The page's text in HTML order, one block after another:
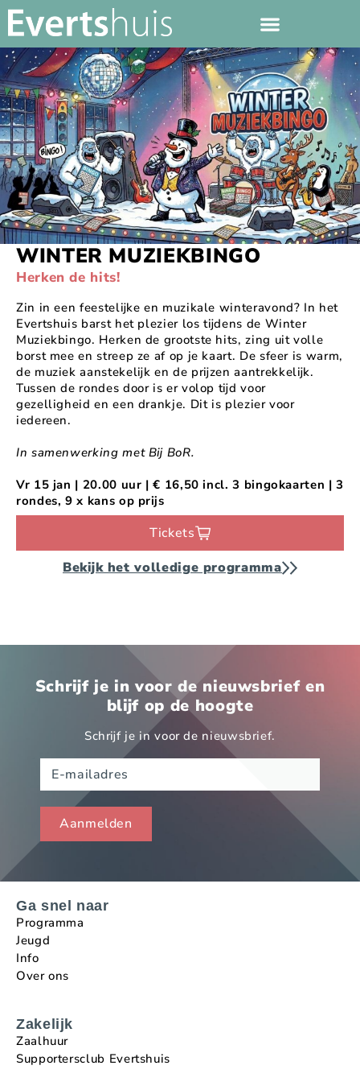
WINTER MUZIEKBINGO
Herken de hits!
Zin in een feestelijke en muzikale winteravond? In het
Evertshuis barst het plezier los tijdens de Winter
Muziekbingo. Herken de grootste hits, zing uit volle
borst mee en streep ze af op je kaart. De sfeer is warm,
de muziek aanstekelijk en de prijzen aantrekkelijk.
Tussen de rondes door is er volop tijd voor
gezelligheid en een drankje. Dit is plezier voor
iedereen.
In samenwerking met Bij BoR.
Vr 15 jan | 20.00 uur | € 16,50 incl. 3 bingokaarten | 3
rondes, 9 x kans op prijs
Tickets
Bekijk het volledige programma
Schrijf je in voor de nieuwsbrief en
blijf op de hoogte
Schrijf je in voor de nieuwsbrief.
Ga snel naar
Programma
Jeugd
Info
Over ons
Zakelijk
Zaalhuur
Supportersclub Evertshuis